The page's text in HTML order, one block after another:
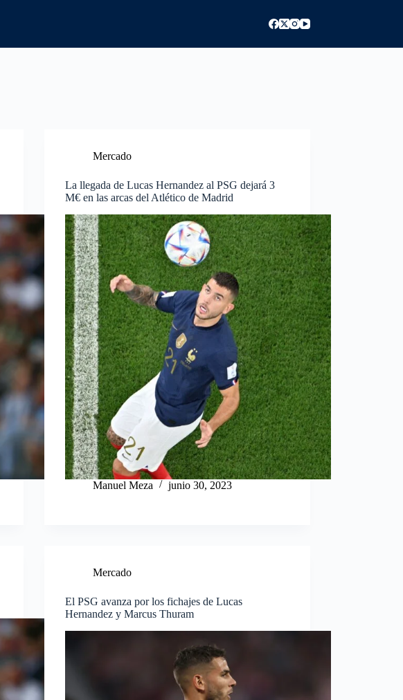
Mercado
La llegada de Lucas Hernandez al PSG dejará 3
M€ en las arcas del Atlético de Madrid
Manuel Meza junio 30, 2023
Mercado
El PSG avanza por los fichajes de Lucas
Hernandez y Marcus Thuram